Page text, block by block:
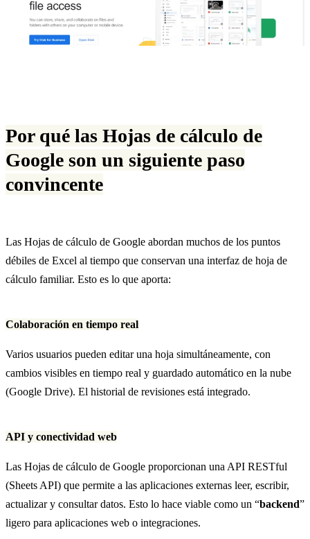
Por qué las Hojas de cálculo de
Google son un siguiente paso
convincente
Las Hojas de cálculo de Google abordan muchos de los puntos
débiles de Excel al tiempo que conservan una interfaz de hoja de
cálculo familiar. Esto es lo que aporta:
Colaboración en tiempo real
Varios usuarios pueden editar una hoja simultáneamente, con
cambios visibles en tiempo real y guardado automático en la nube
(Google Drive). El historial de revisiones está integrado.
API y conectividad web
Las Hojas de cálculo de Google proporcionan una API RESTful
(Sheets API) que permite a las aplicaciones externas leer, escribir,
actualizar y consultar datos. Esto lo hace viable como un “backend”
ligero para aplicaciones web o integraciones.